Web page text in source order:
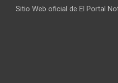
Sitio Web oficial de El Portal